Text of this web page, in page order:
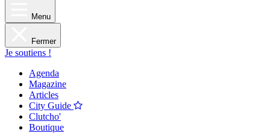
Menu
Fermer
Je soutiens !
Agenda
Magazine
Articles
City Guide
Clutcho'
Boutique